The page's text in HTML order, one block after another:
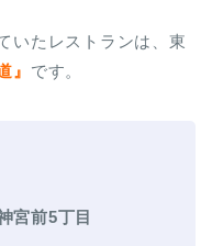
いたレストランは、東
』 です。
宮前5丁目